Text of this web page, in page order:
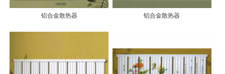
铝合金散热器 铝合金散热器